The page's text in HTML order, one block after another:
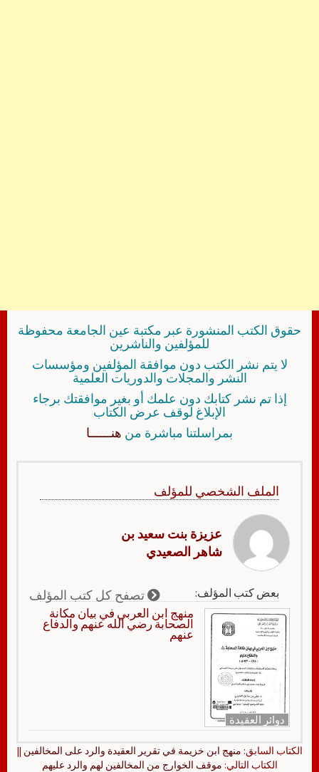
حقوق الكتب المنشورة عبر مكتبة عين الجامعة محفوظة
للمؤلفين والناشرين
لا يتم نشر الكتب دون موافقة المؤلفين ومؤسسات
النشر والمجلات والدوريات العلمية
إذا تم نشر كتابك دون علمك أو بغير موافقتك برجاء
الإبلاغ لوقف عرض الكتاب
بمراسلتنا مباشرة من هنــــــا
الملف الشخصي للمؤلف
عزيزة بنت سعيد بن
شاهر الصعيدي
بعض كتب المؤلف: تصفح كل كتب المؤلف
دوائر العقيدة
منهج ابن العربي في بيان مكانة
الصحابة رضي الله عنهم والدفاع
عنهم
الكتاب السابق: منهج ابن خزيمة في تقرير العقيدة والرد على المخالفين ||
الكتاب التالي: موقف الخوارج من المخالفين لهم والرد عليهم